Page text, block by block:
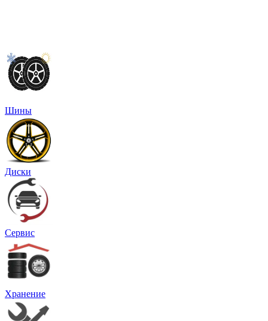
Шины
Диски
Сервис
Хранение